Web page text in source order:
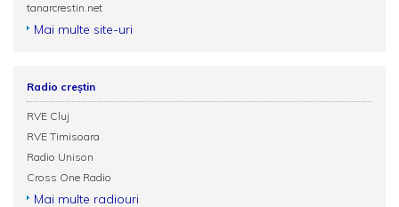
tanarcrestin.net
Mai multe site-uri
Radio creștin
RVE Cluj
RVE Timisoara
Radio Unison
Cross One Radio
Mai multe radiouri